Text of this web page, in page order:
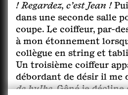
! Regardez, c’est Jean !
dans une seconde salle
coupe. Le coiffeur, par-
à mon étonnement
collègue en string et
Un troisième coiffeur
débordant de désir il me
de bulbe. Gêné je